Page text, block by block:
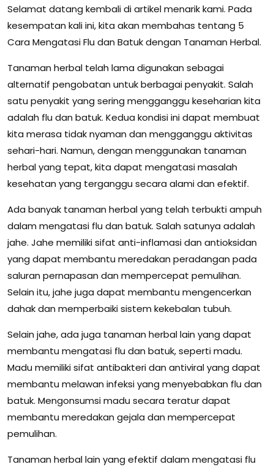
Selamat datang kembali di artikel menarik kami. Pada
kesempatan kali ini, kita akan membahas tentang 5
Cara Mengatasi Flu dan Batuk dengan Tanaman Herbal.
Tanaman herbal telah lama digunakan sebagai
alternatif pengobatan untuk berbagai penyakit. Salah
satu penyakit yang sering mengganggu keseharian kita
adalah flu dan batuk. Kedua kondisi ini dapat membuat
kita merasa tidak nyaman dan mengganggu aktivitas
sehari-hari. Namun, dengan menggunakan tanaman
herbal yang tepat, kita dapat mengatasi masalah
kesehatan yang terganggu secara alami dan efektif.
Ada banyak tanaman herbal yang telah terbukti ampuh
dalam mengatasi flu dan batuk. Salah satunya adalah
jahe. Jahe memiliki sifat anti-inflamasi dan antioksidan
yang dapat membantu meredakan peradangan pada
saluran pernapasan dan mempercepat pemulihan.
Selain itu, jahe juga dapat membantu mengencerkan
dahak dan memperbaiki sistem kekebalan tubuh.
Selain jahe, ada juga tanaman herbal lain yang dapat
membantu mengatasi flu dan batuk, seperti madu.
Madu memiliki sifat antibakteri dan antiviral yang dapat
membantu melawan infeksi yang menyebabkan flu dan
batuk. Mengonsumsi madu secara teratur dapat
membantu meredakan gejala dan mempercepat
pemulihan.
Tanaman herbal lain yang efektif dalam mengatasi flu